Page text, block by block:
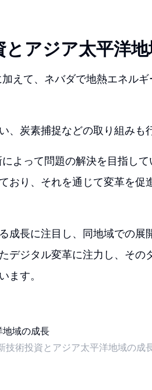
アジア太平洋
えて、ネバダで地熱エネル
、炭素捕捉などの取り組みも
よって問題の解決を目指し
おり、それを通じて変革を促
成長に注目し、同地域での展
デジタル変革に注力し、その
ます。
技術投資とアジア太平洋地域の成